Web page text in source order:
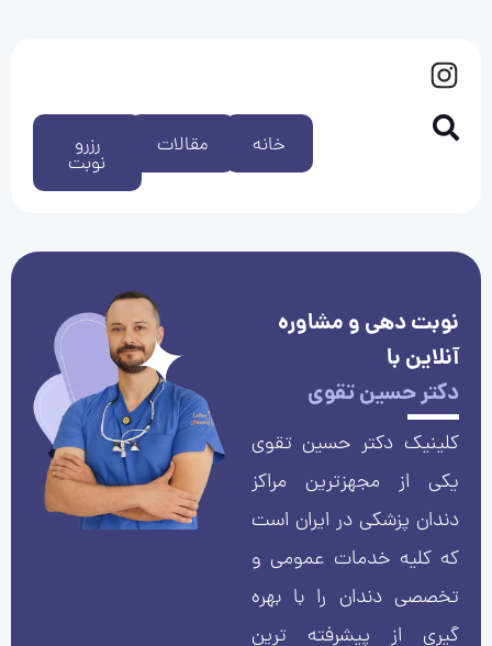
رزرو
نوبت
مقالات خانه
نوبت دهی و مشاوره
آنلاین با
دکتر حسین تقوی
کلینیک دکتر حسین تقوی
یکی از مجهزترین مراکز
دندان پزشکی در ایران است
که کلیه خدمات عمومی و
تخصصی دندان را با بهره
گیری از پیشرفته ترین